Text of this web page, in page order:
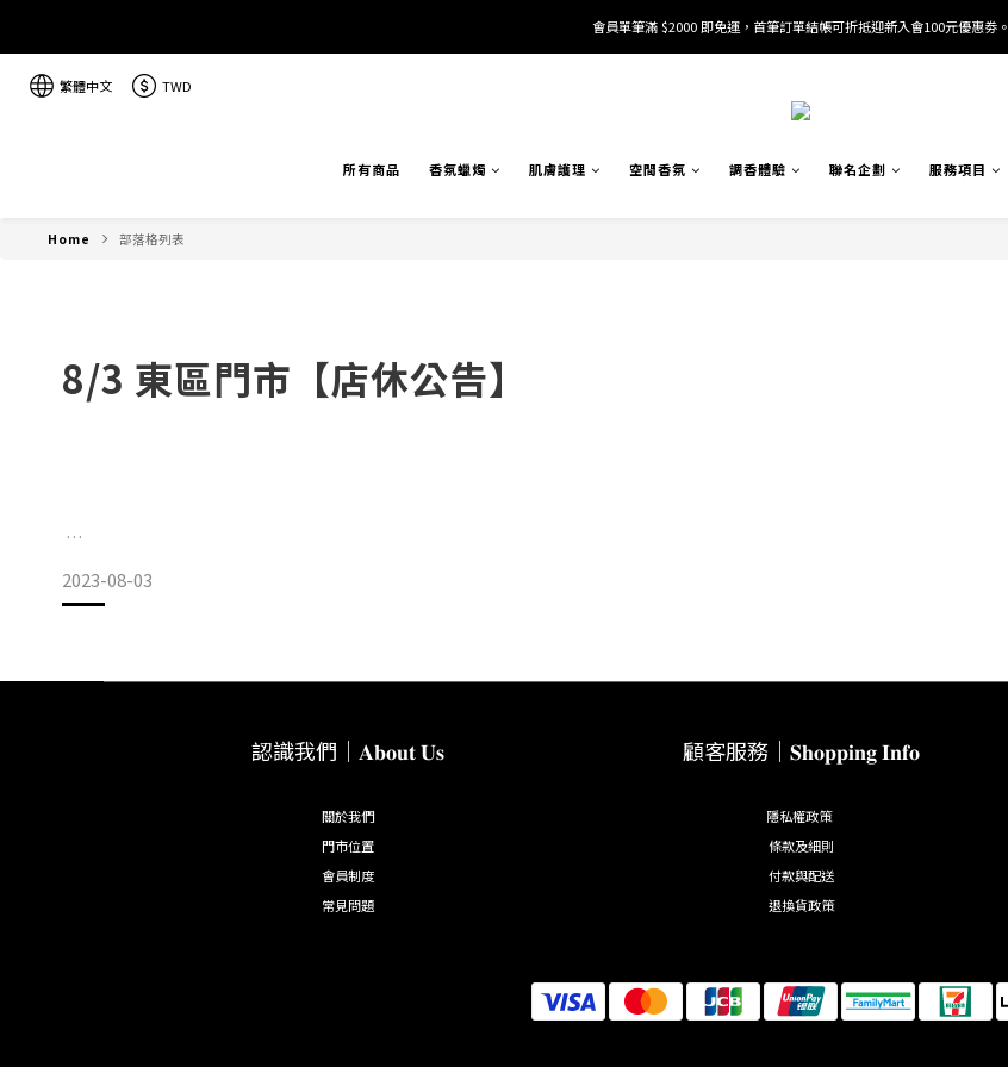
加入/驗證會員並綁定電話號碼，即可獲得百元購物金2張。
會員單筆滿 $2000 即免運，首筆訂單結帳可折抵迎新入會100元優惠劵。
繁體中文 TWD
所有商品 香氛蠟燭 肌膚護理 空間香氛 調香體驗 聯名企劃 服務項目
Home 部落格列表
8/3 東區門市【店休公告】
𝐖𝐈𝐒𝐇 𝐓𝐑𝐄𝐄東區門市【店休通知】
因受卡努颱風影響，依政府公告之停班停課標準，東區門市於8/3 (四) 店休一天，如有造成不便，敬請見諒。
溫馨提醒：請大家務必做好防颱準備，盡量待在家裡，避免不必要的外出，安全第一
2023-08-03
認識我們｜𝐀𝐛𝐨𝐮𝐭 𝐔𝐬
關於我們
門市位置
會員制度
常見問題
顧客服務｜𝐒𝐡𝐨𝐩𝐩𝐢𝐧𝐠 𝐈𝐧𝐟𝐨
隱私權政策
條款及細則
付款與配送
退換貨政策